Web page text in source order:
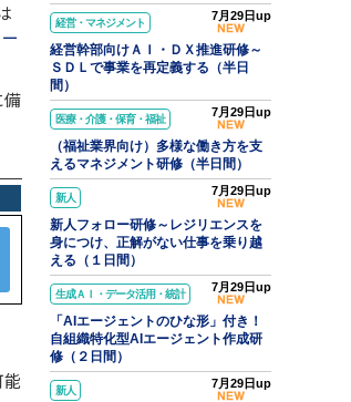
備
能
経営・マネジメント 7月29日up
経営幹部向けＡＩ・ＤＸ推進研修～
ＳＤＬで事業を再定義する（半日
間）
医療・介護・保育・福祉 7月29日up
（福祉業界向け）多様な働き方を支
えるマネジメント研修（半日間）
新人 7月29日up
新人フォロー研修～レジリエンスを
身につけ、正解がない仕事を乗り越
える（１日間）
生成ＡＩ・データ活用・統計 7月29日up
「AIエージェントのひな形」付き！
自組織特化型AIエージェント作成研
修（２日間）
新人 7月29日up